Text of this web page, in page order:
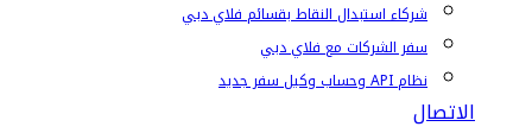
شركاء استبدال النقاط بقسائم فلاي دبي
سفر الشركات مع فلاي دبي
نظام API وحساب وكيل سفر جديد
الاتصال